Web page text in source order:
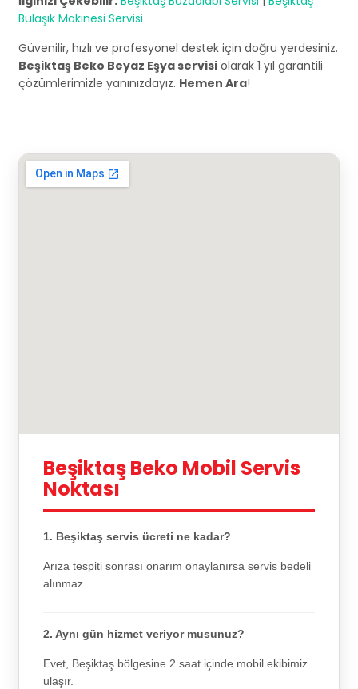
Bulaşık Makinesi Servisi
Güvenilir, hızlı ve profesyonel destek için doğru yerdesiniz.
Beşiktaş Beko Beyaz Eşya servisi olarak 1 yıl garantili
çözümlerimizle yanınızdayız. Hemen Ara!
Beşiktaş Beko Mobil Servis
Noktası
1. Beşiktaş servis ücreti ne kadar?
Arıza tespiti sonrası onarım onaylanırsa servis bedeli
alınmaz.
2. Aynı gün hizmet veriyor musunuz?
Evet, Beşiktaş bölgesine 2 saat içinde mobil ekibimiz
ulaşır.